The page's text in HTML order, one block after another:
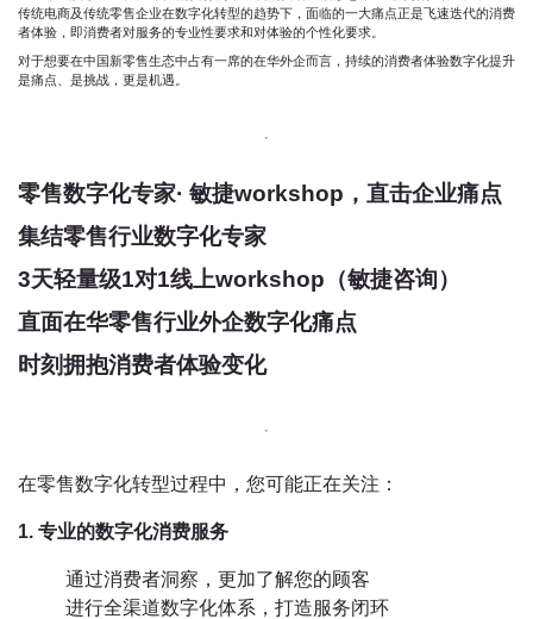
传统电商及传统零售企业在数字化转型的趋势下，面临的一大痛点正是飞速迭代的消费
者体验，即消费者对服务的专业性要求和对体验的个性化要求。
对于想要在中国新零售生态中占有一席的在华外企而言，持续的消费者体验数字化提升
是痛点、是挑战，更是机遇。
零售数字化专家· 敏捷workshop，直击企业痛点
集结零售行业数字化专家
3天轻量级1对1线上workshop（敏捷咨询）
直面在华零售行业外企数字化痛点
时刻拥抱消费者体验变化
在零售数字化转型过程中，您可能正在关注：
1. 专业的数字化消费服务
通过消费者洞察，更加了解您的顾客
进行全渠道数字化体系，打造服务闭环